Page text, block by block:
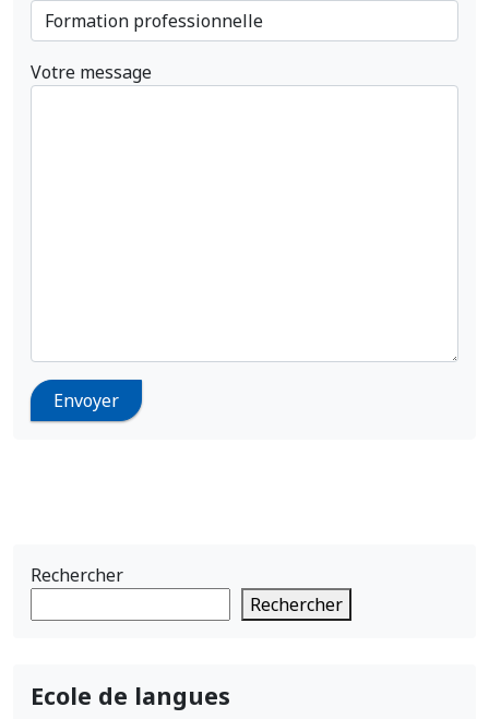
Votre message
Rechercher
Rechercher
Ecole de langues